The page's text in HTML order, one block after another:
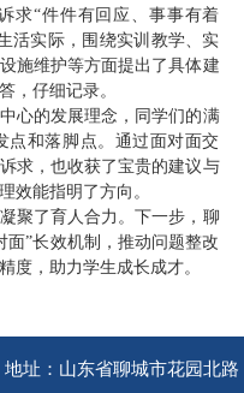
求“件件有回应、事事有着
活实际，围绕实训教学、实
施维护等方面提出了具体建
，仔细记录。
心的发展理念，同学们的满
点和落脚点。通过面对面交
求，也收获了宝贵的建议与
效能指明了方向。
聚了育人合力。下一步，聊
”长效机制，推动问题整改
度，助力学生成长成才。
址：山东省聊城市花园北路